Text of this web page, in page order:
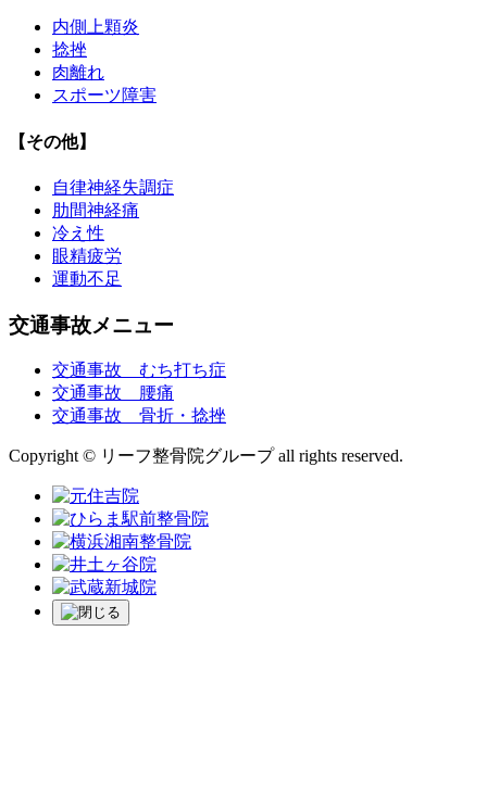
内側上顆炎
捻挫
肉離れ
スポーツ障害
【その他】
自律神経失調症
肋間神経痛
冷え性
眼精疲労
運動不足
交通事故メニュー
交通事故 むち打ち症
交通事故 腰痛
交通事故 骨折・捻挫
Copyright © リーフ整骨院グループ all rights reserved.